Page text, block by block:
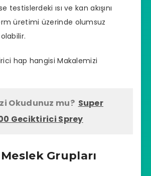
testislerdeki ısı ve kan akışını
üretimi üzerinde olumsuz
hap hangisi Makalemizi
Okudunuz mu? Super
Geciktirici Sprey
Grupları